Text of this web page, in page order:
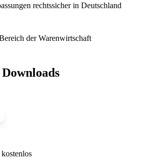
rechtssicher in Deutschland
der Warenwirtschaft
kostenlos